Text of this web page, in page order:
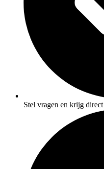
Stel vragen en krijg